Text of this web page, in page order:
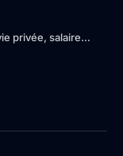
privée, salaire…